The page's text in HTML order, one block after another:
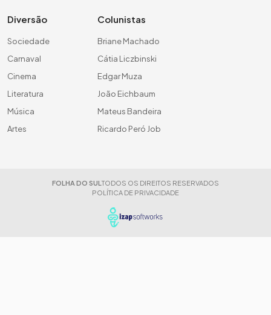
Diversão
Sociedade
Carnaval
Cinema
Literatura
Música
Artes
Colunistas
Briane Machado
Cátia Liczbinski
Edgar Muza
João Eichbaum
Mateus Bandeira
Ricardo Peró Job
FOLHA DO SUL TODOS OS DIREITOS RESERVADOS
POLÍTICA DE PRIVACIDADE